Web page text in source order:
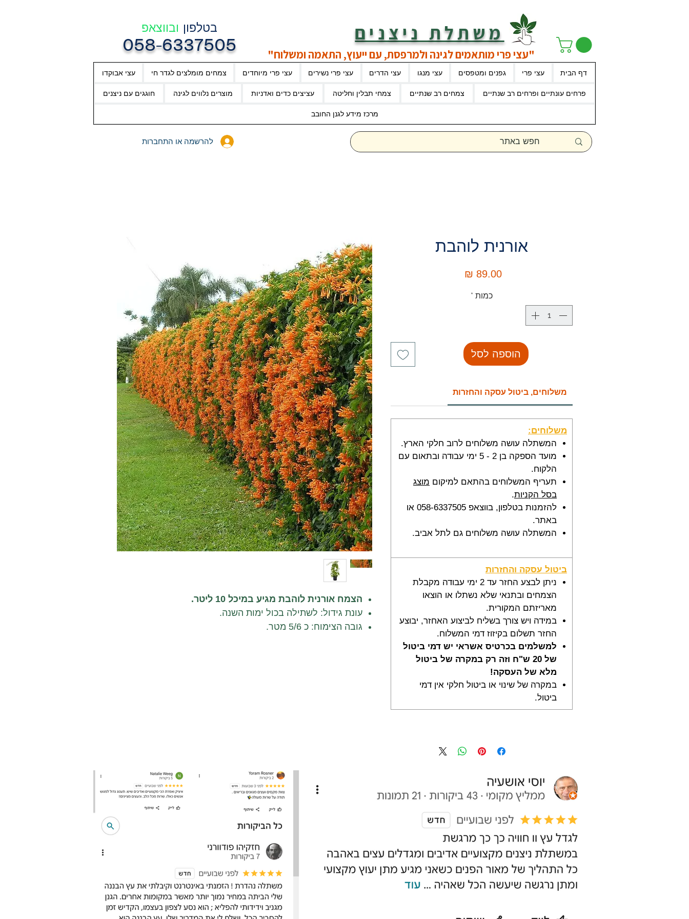
בטלפון ובווצאפ
058-6337505
משתלת ניצנים
"עצי פרי מותאמים לגינה ולמרפסת, עם ייעוץ, התאמה ומשלוח"
דף הבית עצי פרי גפנים ומטפסים עצי מנגו עצי הדרים עצי פרי נשירים עצי פרי מיוחדים צמחים מומלצים לגדר חי עצי אבוקדו
פרחים עונתיים ופרחים רב שנתיים צמחים רב שנתיים צמחי תבלין וחליטה עציצים כדים ואדניות מוצרים נלווים לגינה חוגגים עם ניצנים
מרכז מידע לגנן החובב
להרשמה או התחברות
הצמח אורנית לוהבת מגיע במיכל 10 ליטר.
עונת גידול: לשתילה בכול ימות השנה.
גובה הצימוח: כ 5/6 מטר.
אורנית לוהבת
‏89.00 ‏₪
כמות *
הוספה לסל
משלוחים, ביטול עסקה והחזרות
משלוחים:
המשתלה עושה משלוחים לרוב חלקי הארץ.
מועד הספקה בן 2 - 5 ימי עבודה ובתאום עם
הלקוח.
תעריף המשלוחים בהתאם למיקום מוצג
בסל הקניות.
להזמנות בטלפון, בווצאפ 058-6337505 או
באתר.
המשתלה עושה משלוחים גם לתל אביב.
ביטול עסקה והחזרות
ניתן לבצע החזר עד 2 ימי עבודה מקבלת
הצמחים ובתנאי שלא נשתלו או הוצאו
מאריזתם המקורית.
במידה ויש צורך בשליח לביצוע האחזר, יבוצע
החזר תשלום בקיזוז דמי המשלוח.
למשלמים בכרטיס אשראי יש דמי ביטול
של 20 ש"ח וזה רק במקרה של ביטול
מלא של העסקה!
במקרה של שינוי או ביטול חלקי אין דמי
ביטול.